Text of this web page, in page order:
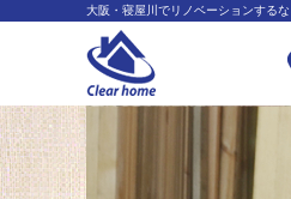
大阪・寝屋川でリノベーションする